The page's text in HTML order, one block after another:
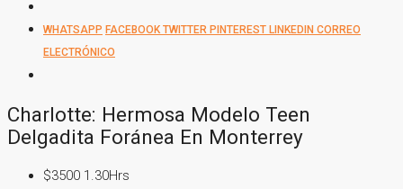
WHATSAPP FACEBOOK TWITTER PINTEREST LINKEDIN CORREO
ELECTRÓNICO
Charlotte: Hermosa Modelo Teen
Delgadita Foránea En Monterrey
$3500 1.30Hrs